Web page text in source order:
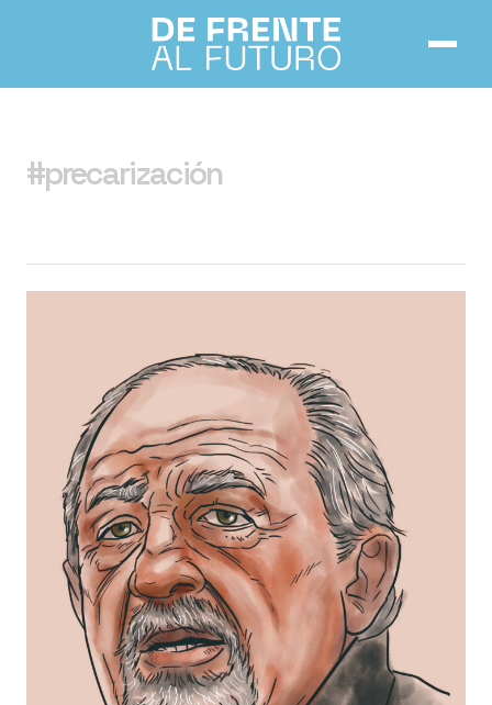
Números
Notas
Acerca de
Contacto
#precarización